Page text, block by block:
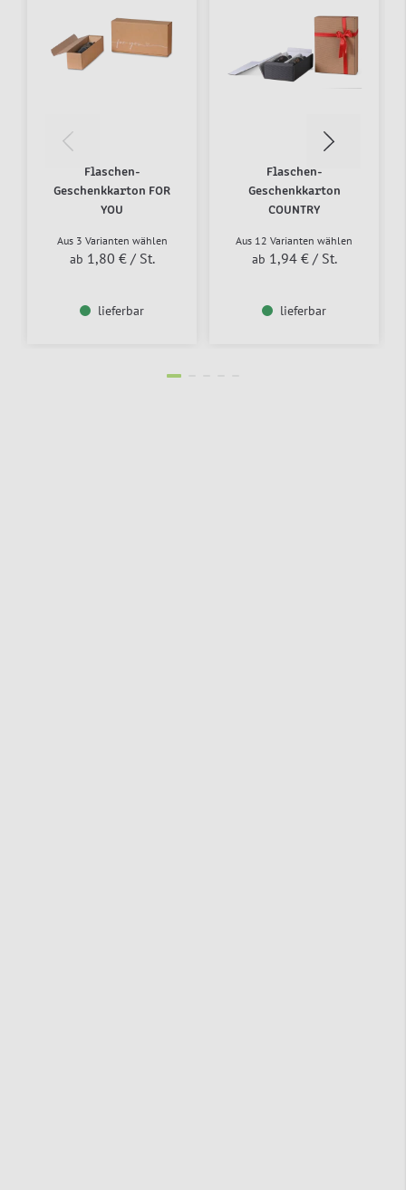
Flaschen-
Geschenkkarton FOR
YOU
Aus 3 Varianten wählen
ab 1,80 € / St.
lieferbar
Flaschen-
Geschenkkarton
COUNTRY
Aus 12 Varianten wählen
ab 1,94 € / St.
lieferbar